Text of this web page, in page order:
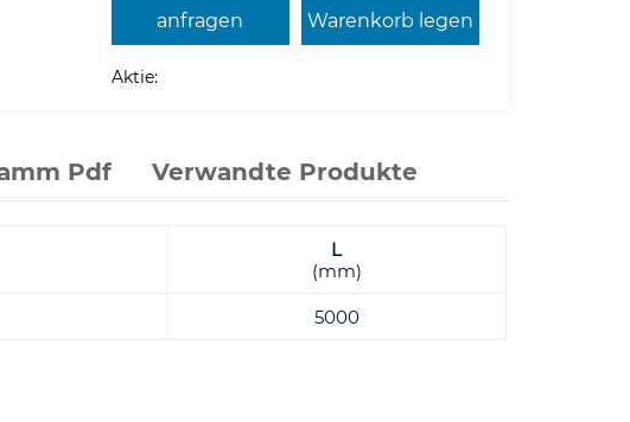
anfragen
Warenkorb legen
Aktie:
Pdf Verwandte Produkte
L
(mm)
5000